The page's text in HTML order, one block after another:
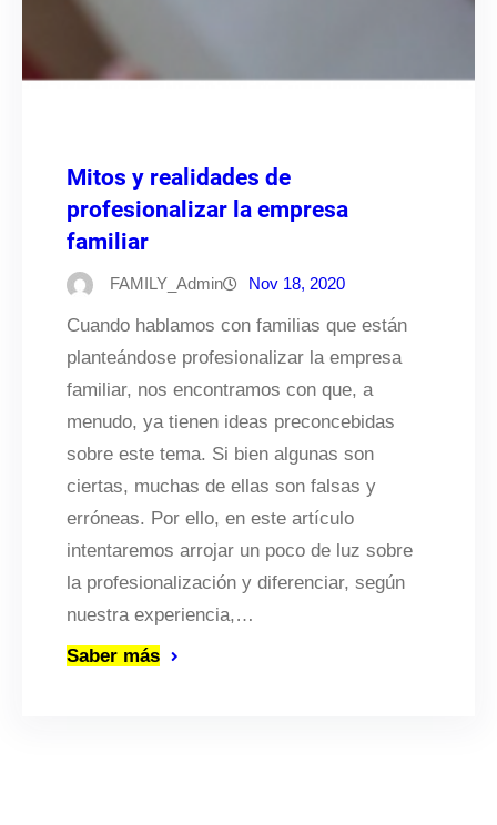
Mitos y realidades de
profesionalizar la empresa
familiar
FAMILY_Admin Nov 18, 2020
Cuando hablamos con familias que están
planteándose profesionalizar la empresa
familiar, nos encontramos con que, a
menudo, ya tienen ideas preconcebidas
sobre este tema. Si bien algunas son
ciertas, muchas de ellas son falsas y
erróneas. Por ello, en este artículo
intentaremos arrojar un poco de luz sobre
la profesionalización y diferenciar, según
nuestra experiencia,…
Saber más